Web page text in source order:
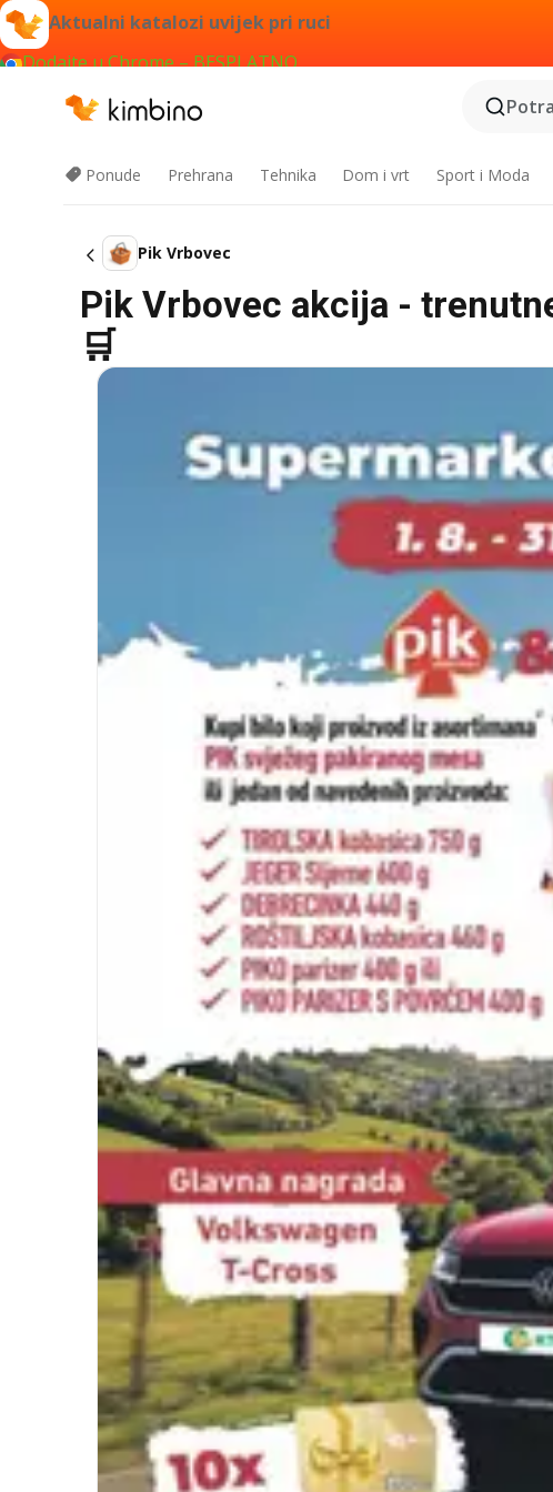
Aktualni katalozi uvijek pri ruci
Dodajte u Chrome – BESPLATNO
Ponude Prehrana Tehnika Dom i vrt Sport i Moda
Pik Vrbovec
Pik Vrbovec akcija -
🛒